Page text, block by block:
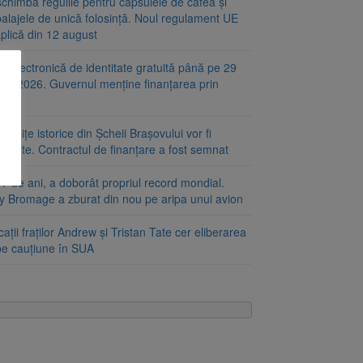
de unică folosință. Noul regulament UE
din 12 august
electronică de identitate gratuită până pe 29
2026. Guvernul menține finanțarea prin
troițe istorice din Șcheii Brașovului vor fi
Contractul de finanțare a fost semnat
de ani, a doborât propriul record mondial.
Bromage a zburat din nou pe aripa unui avion
fraților Andrew și Tristan Tate cer eliberarea
cauțiune în SUA